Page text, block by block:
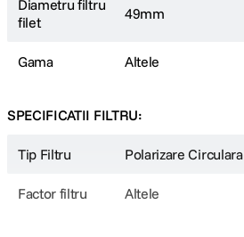
Diametru filtru
filet
49mm
Gama Altele
SPECIFICATII FILTRU:
Tip Filtru Polarizare Circulara
Factor filtru Altele